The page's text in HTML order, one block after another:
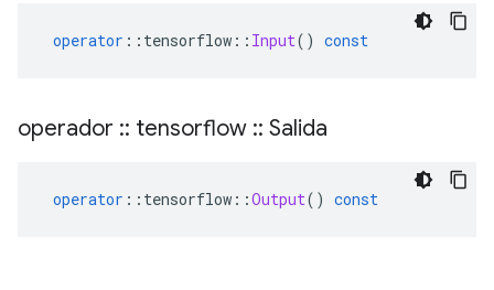
operator :: tensorflow :: Input() const
operador :: tensorflow :: Salida
operator :: tensorflow ::Output() const